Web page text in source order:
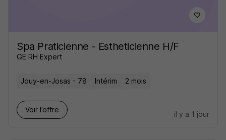
Spa Praticienne - Estheticienne H/F
GE RH Expert
Jouy-en-Josas - 78 Intérim 2 mois
Voir l’offre
il y a 1 jour